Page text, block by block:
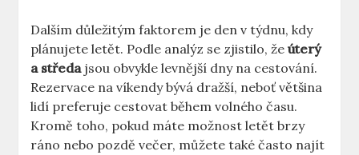
Dalším důležitým faktorem je den v týdnu, kdy
plánujete letět. Podle analýz se zjistilo, žeúterý
a středajsou obvykle levnější dny na cestování.
Rezervace na víkendy bývá dražší, neboť většina
lidí preferuje cestovat během volného času.
Kromě toho, pokud máte možnost letět brzy
ráno nebo pozdě večer, můžete také často najít